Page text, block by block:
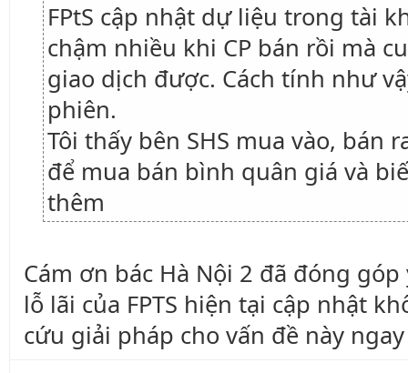
FPtS cập nhật dự liệu trong tài
chậm nhiều khi CP bán rồi mà
giao dịch được. Cách tính như
phiên.
Tôi thấy bên SHS mua vào, bán
để mua bán bình quân giá và
thêm
Cám ơn bác Hà Nội 2 đã đóng
lỗ lãi của FPTS hiện tại cập nhật
cứu giải pháp cho vấn đề này